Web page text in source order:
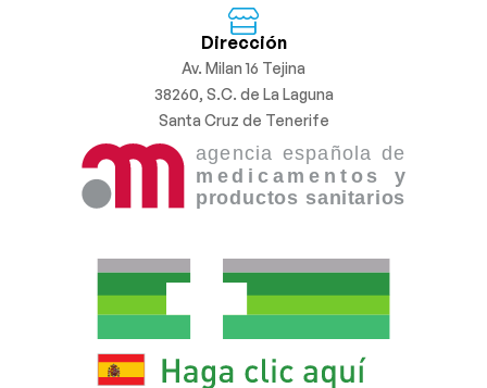
Dirección
Av. Milan 16 Tejina
38260, S.C. de La Laguna
Santa Cruz de Tenerife